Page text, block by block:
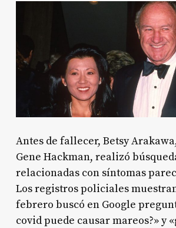
Antes de fallecer, Betsy
Gene Hackman, realizó
relacionadas con síntomas
Los registros policiales
febrero buscó en Google
covid puede causar mareos?» y